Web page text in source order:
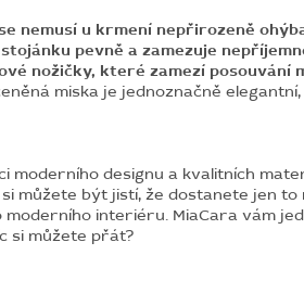
nemusí u krmení nepřirozeně
pevně a zamezuje
nožičky, které zamezí posouvání
miska je jednoznačně
designu a kvalitních
být jistí, že dostanete jen to
interiéru. MiaCara vám
si můžete přát?